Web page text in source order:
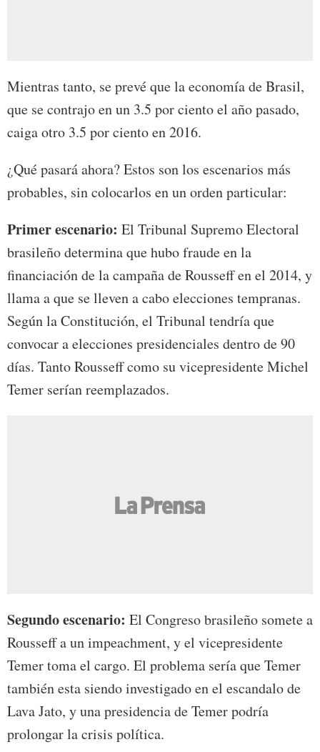
Mientras tanto, se prevé que la economía de Brasil,
que se contrajo en un 3.5 por ciento el año pasado,
caiga otro 3.5 por ciento en 2016.
¿Qué pasará ahora? Estos son los escenarios más
probables, sin colocarlos en un orden particular:
Primer escenario: El Tribunal Supremo Electoral
brasileño determina que hubo fraude en la
financiación de la campaña de Rousseff en el 2014, y
llama a que se lleven a cabo elecciones tempranas.
Según la Constitución, el Tribunal tendría que
convocar a elecciones presidenciales dentro de 90
días. Tanto Rousseff como su vicepresidente Michel
Temer serían reemplazados.
Segundo escenario: El Congreso brasileño somete a
Rousseff a un impeachment, y el vicepresidente
Temer toma el cargo. El problema sería que Temer
también esta siendo investigado en el escandalo de
Lava Jato, y una presidencia de Temer podría
prolongar la crisis política.